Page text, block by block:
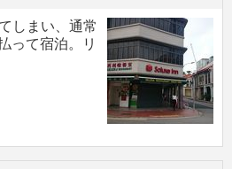
しまい、通常
って宿泊。リ